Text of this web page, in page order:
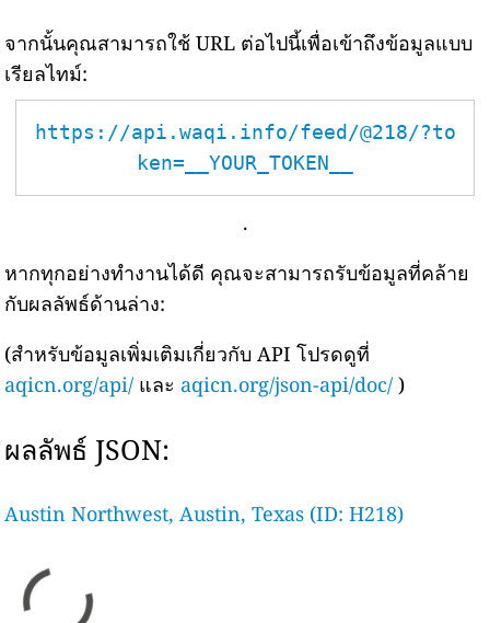
จากนั้นคุณสามารถใช้ URL ต่อไปนี้เพื่อเข้าถึงข้อมูลแบบ
เรียลไทม์:
https://api.waqi.info/feed/@218/?to
ken=__YOUR_TOKEN__
.
หากทุกอย่างทำงานได้ดี คุณจะสามารถรับข้อมูลที่คล้าย
กับผลลัพธ์ด้านล่าง:
(สำหรับข้อมูลเพิ่มเติมเกี่ยวกับ API โปรดดูที่
aqicn.org/api/ และ aqicn.org/json-api/doc/ )
ผลลัพธ์ JSON:
Austin Northwest, Austin, Texas (ID: H218)